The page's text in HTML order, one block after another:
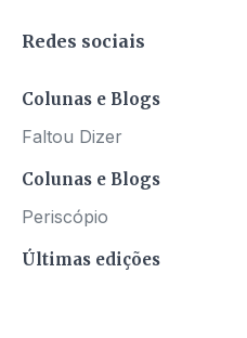
Redes sociais
Colunas e Blogs
Faltou Dizer
Colunas e Blogs
Periscópio
Últimas edições